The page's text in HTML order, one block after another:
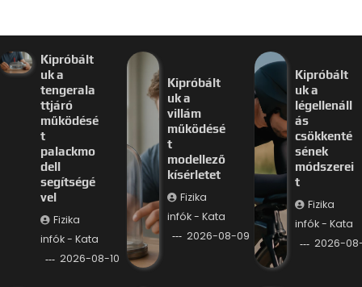
Kipróbált
uk a
tengerala
ttjáró
működésé
t
palackmo
dell
segítségé
vel
Fizika
infók - Kata
2026-08-10
Kipróbált
uk a
villám
működésé
t
modellező
kísérletet
Fizika
infók - Kata
2026-08-09
Kipróbált
uk a
légellenáll
ás
csökkenté
sének
módszerei
t
Fizika
infók - Kata
2026-